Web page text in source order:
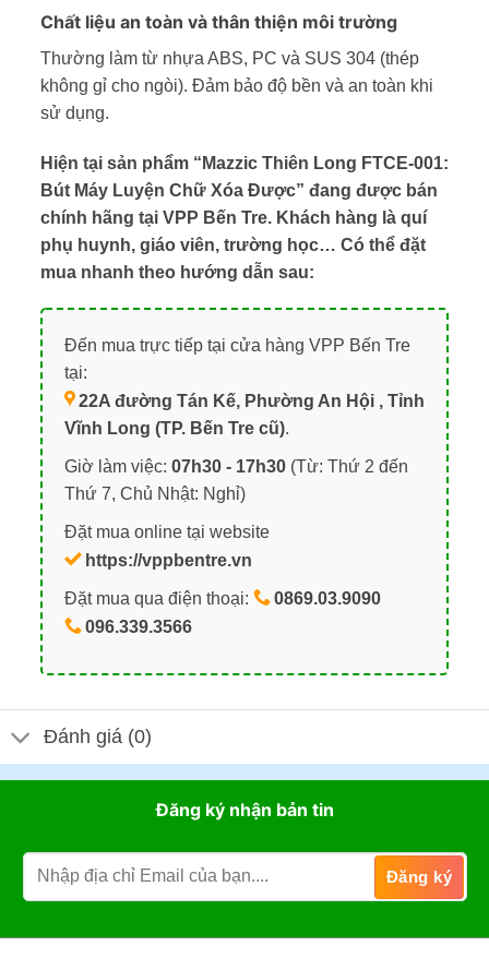
Chất liệu an toàn và thân thiện môi trường
Thường làm từ nhựa ABS, PC và SUS 304 (thép
không gỉ cho ngòi). Đảm bảo độ bền và an toàn khi
sử dụng.
Hiện tại sản phẩm “Mazzic Thiên Long FTCE-001:
Bút Máy Luyện Chữ Xóa Được” đang được bán
chính hãng tại VPP Bến Tre. Khách hàng là quí
phụ huynh, giáo viên, trường học… Có thể đặt
mua nhanh theo hướng dẫn sau:
Đến mua trực tiếp tại cửa hàng VPP Bến Tre
tại:
22A đường Tán Kế, Phường An Hội , Tỉnh
Vĩnh Long (TP. Bến Tre cũ).
Giờ làm việc: 07h30 - 17h30(Từ: Thứ 2 đến
Thứ 7, Chủ Nhật: Nghỉ)
Đặt mua online tại website
https://vppbentre.vn
Đặt mua qua điện thoại:
0869.03.9090
096.339.3566
Đánh giá (0)
Đăng ký nhận bản tin